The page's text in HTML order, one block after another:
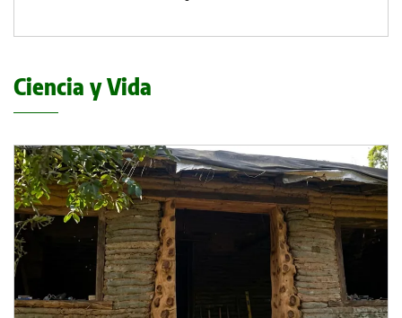
Ciencia y Vida